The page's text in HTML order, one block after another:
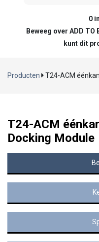
0
Beweeg over ADD TO
kunt dit
Producten T24-ACM
T24-ACM
Docking Module